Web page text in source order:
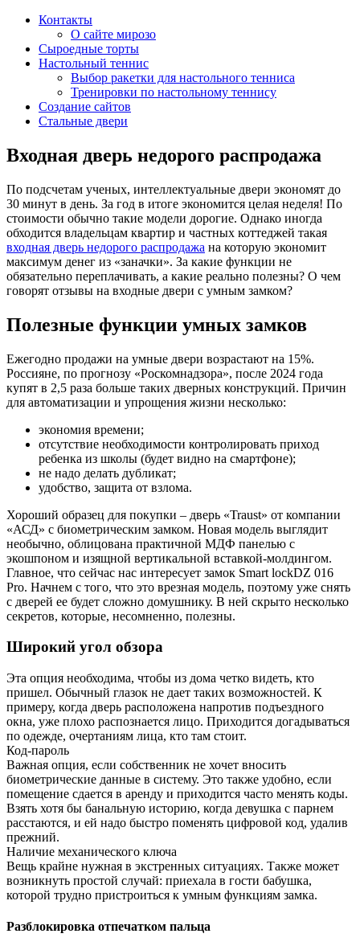
Контакты
О сайте мирозо
Сыроедные торты
Настольный теннис
Выбор ракетки для настольного тенниса
Тренировки по настольному теннису
Создание сайтов
Стальные двери
Входная дверь недорого распродажа
По подсчетам ученых, интеллектуальные двери экономят до
30 минут в день. За год в итоге экономится целая неделя! По
стоимости обычно такие модели дорогие. Однако иногда
обходится владельцам квартир и частных коттеджей такая
входная дверь недорого распродажа на которую экономит
максимум денег из «заначки». За какие функции не
обязательно переплачивать, а какие реально полезны? О чем
говорят отзывы на входные двери с умным замком?
Полезные функции умных замков
Ежегодно продажи на умные двери возрастают на 15%.
Россияне, по прогнозу «Роскомнадзора», после 2024 года
купят в 2,5 раза больше таких дверных конструкций. Причин
для автоматизации и упрощения жизни несколько:
экономия времени;
отсутствие необходимости контролировать приход
ребенка из школы (будет видно на смартфоне);
не надо делать дубликат;
удобство, защита от взлома.
Хороший образец для покупки – дверь «Traust» от компании
«АСД» с биометрическим замком. Новая модель выглядит
необычно, облицована практичной МДФ панелью с
экошпоном и изящной вертикальной вставкой-молдингом.
Главное, что сейчас нас интересует замок Smart lockDZ 016
Pro. Начнем с того, что это врезная модель, поэтому уже снять
с дверей ее будет сложно домушнику. В ней скрыто несколько
секретов, которые, несомненно, полезны.
Широкий угол обзора
Эта опция необходима, чтобы из дома четко видеть, кто
пришел. Обычный глазок не дает таких возможностей. К
примеру, когда дверь расположена напротив подъездного
окна, уже плохо распознается лицо. Приходится догадываться
по одежде, очертаниям лица, кто там стоит.
Код-пароль
Важная опция, если собственник не хочет вносить
биометрические данные в систему. Это также удобно, если
помещение сдается в аренду и приходится часто менять коды.
Взять хотя бы банальную историю, когда девушка с парнем
расстаются, и ей надо быстро поменять цифровой код, удалив
прежний.
Наличие механического ключа
Вещь крайне нужная в экстренных ситуациях. Также может
возникнуть простой случай: приехала в гости бабушка,
которой трудно пристроиться к умным функциям замка.
Разблокировка отпечатком пальца